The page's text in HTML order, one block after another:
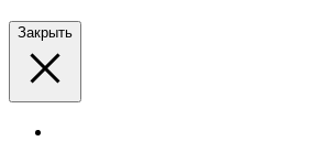
Закрыть